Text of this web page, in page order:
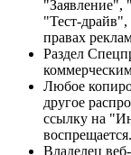
"Тест-
правах
Раздел
Любое
другое
ссылку на
воспрещается.
Владелец